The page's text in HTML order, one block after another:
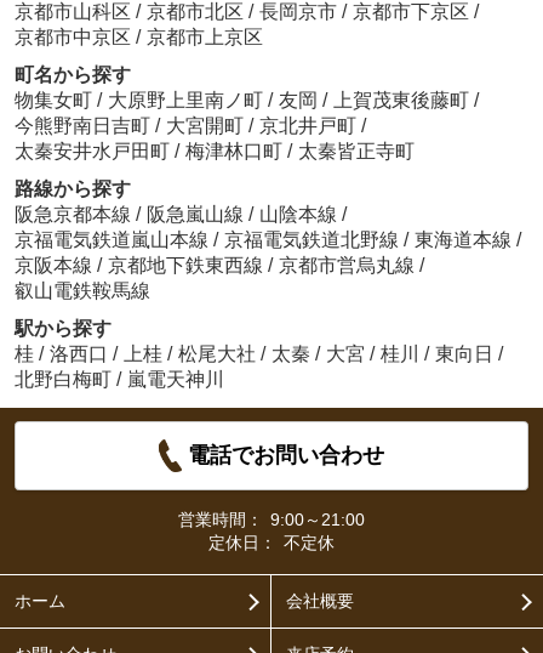
京都市山科区 / 京都市北区 / 長岡京市 / 京都市下京区 /
京都市中京区 / 京都市上京区
町名から探す
物集女町 / 大原野上里南ノ町 / 友岡 / 上賀茂東後藤町 /
今熊野南日吉町 / 大宮開町 / 京北井戸町 /
太秦安井水戸田町 / 梅津林口町 / 太秦皆正寺町
路線から探す
阪急京都本線 / 阪急嵐山線 / 山陰本線 /
京福電気鉄道嵐山本線 / 京福電気鉄道北野線 / 東海道本線 /
京阪本線 / 京都地下鉄東西線 / 京都市営烏丸線 /
叡山電鉄鞍馬線
駅から探す
桂 / 洛西口 / 上桂 / 松尾大社 / 太秦 / 大宮 / 桂川 / 東向日 /
北野白梅町 / 嵐電天神川
電話でお問い合わせ
営業時間：
9:00～21:00
定休日：
不定休
ホーム 会社概要